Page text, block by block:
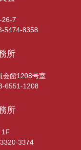
26-7
5474-8358
所
館1208号室
6551-1208
所
3374